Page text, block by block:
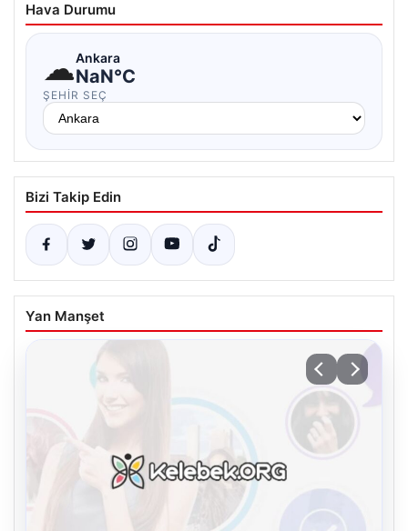
Hava Durumu
☁Ankara
NaN°C
ŞEHIR SEÇ
Bizi Takip Edin
Yan Manşet